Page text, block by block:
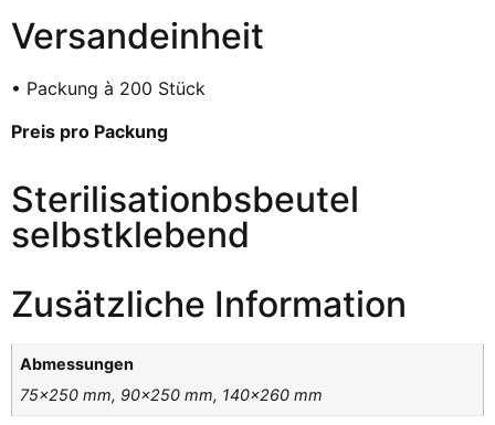
Versandeinheit
• Packung à 200 Stück
Preis pro Packung
Sterilisationbsbeutel
selbstklebend
Zusätzliche Information
Abmessungen
75×250 mm, 90×250 mm, 140×260 mm